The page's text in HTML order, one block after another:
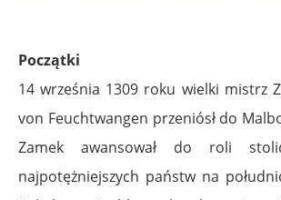
Początki
14 września 1309 roku wielki mistrz
von Feuchtwangen przeniósł do
Zamek awansował do roli
najpotężniejszych państw na